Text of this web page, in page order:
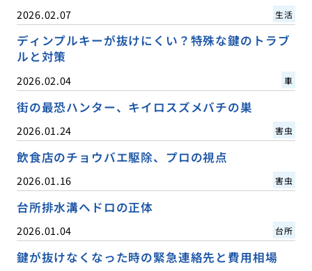
2026.02.07 生活
ディンプルキーが抜けにくい？特殊な鍵のトラブ
ルと対策
2026.02.04 車
街の最恐ハンター、キイロスズメバチの巣
2026.01.24 害虫
飲食店のチョウバエ駆除、プロの視点
2026.01.16 害虫
台所排水溝ヘドロの正体
2026.01.04 台所
鍵が抜けなくなった時の緊急連絡先と費用相場